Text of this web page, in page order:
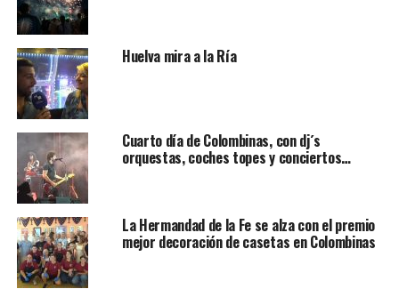
Huelva mira a la Ría
Cuarto día de Colombinas, con dj´s
orquestas, coches topes y conciertos…
La Hermandad de la Fe se alza con el premio
mejor decoración de casetas en Colombinas